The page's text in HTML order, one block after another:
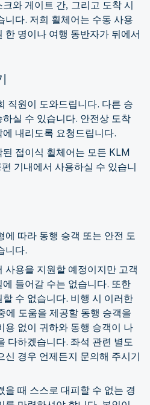
와 게이트 간, 그리고 도착 시
니다. 저희 휠체어는 수동 사용
한 명이나 여행 동반자가 뒤에서
직원이 도와드립니다. 다른 승
실 수 있습니다. 안전상 도착
내리도록 요청드립니다.
접이식 휠체어는 모든 KLM
기내에서 사용하실 수 있습니
에 따라 동행 승객 또는 안전 도
니다.
사용을 지원할 예정이지만 고객
들어갈 수는 없습니다. 또한
수 없습니다. 비행 시 이러한
에 도움을 제공할 동행 승객을
용 없이 귀하와 동행 승객이 나
다하겠습니다. 좌석 관련 별도
신 경우 언제든지 문의해 주시기
을 때 스스로 대피할 수 없는 경